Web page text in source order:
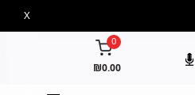
X
0
₪0.00